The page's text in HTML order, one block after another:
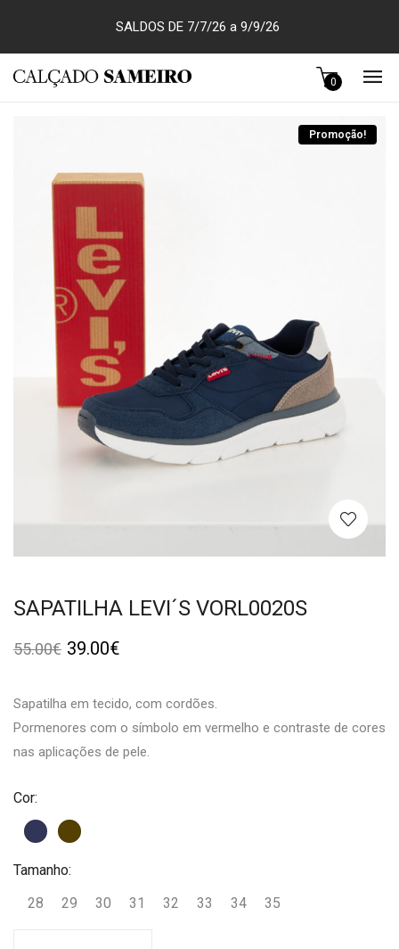
SALDOS DE 7/7/26 a 9/9/26
0
Promoção!
SAPATILHA LEVI´S VORL0020S
55.00€ 39.00€
Sapatilha em tecido, com cordões.
Pormenores com o símbolo em vermelho e contraste de cores
nas aplicações de pele.
Cor:
Tamanho:
28
29 30 31 32 33 34 35